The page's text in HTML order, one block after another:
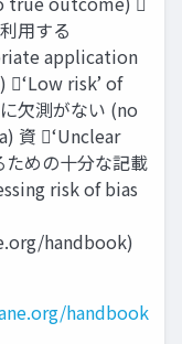
⽤する
application
risk’ of
欠測がない (no
資 ‘Unclear
めの十分な記載
risk of bias
handbook)
handbook